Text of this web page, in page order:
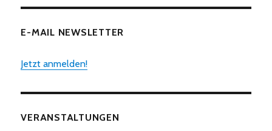
E-MAIL NEWSLETTER
Jetzt anmelden!
VERANSTALTUNGEN